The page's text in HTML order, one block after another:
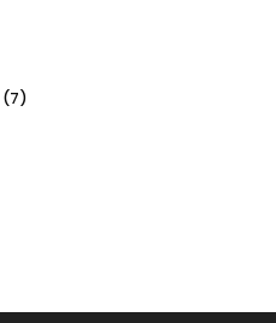
(7)